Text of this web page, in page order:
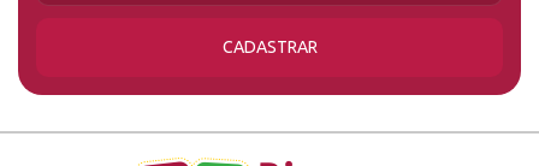
CADASTRAR